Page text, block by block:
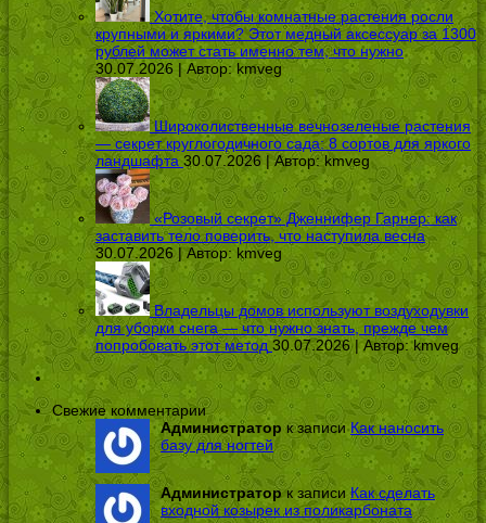
Хотите, чтобы комнатные растения росли
крупными и яркими? Этот медный аксессуар за 1300
рублей может стать именно тем, что нужно
30.07.2026 | Автор:kmveg
Широколиственные вечнозеленые растения
— секрет круглогодичного сада: 8 сортов для яркого
ландшафта 30.07.2026 | Автор:kmveg
«Розовый секрет» Дженнифер Гарнер: как
заставить тело поверить, что наступила весна
30.07.2026 | Автор: kmveg
Владельцы домов используют воздуходувки
для уборки снега — что нужно знать, прежде чем
попробовать этот метод 30.07.2026 | Автор:kmveg
Свежие комментарии
Администраторк записиКак наносить
базу для ногтей
Администраторк записиКак сделать
входной козырек из поликарбоната